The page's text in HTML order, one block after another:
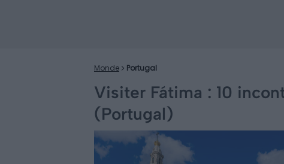
Monde Portugal
Visiter Fátima : 10
(Portugal)